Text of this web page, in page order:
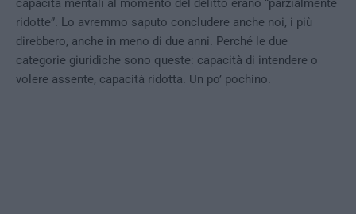
capacità mentali al momento del delitto erano “parzialmente
ridotte”. Lo avremmo saputo concludere anche noi, i più
direbbero, anche in meno di due anni. Perché le due
categorie giuridiche sono queste: capacità di intendere o
volere assente, capacità ridotta. Un po’ pochino.